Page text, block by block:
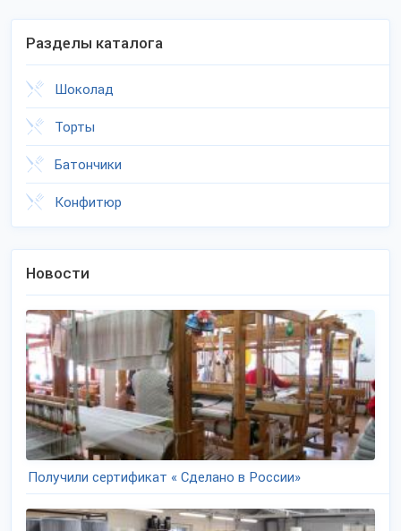
Разделы каталога
Шоколад
Торты
Батончики
Конфитюр
Новости
Получили сертификат « Сделано в России»